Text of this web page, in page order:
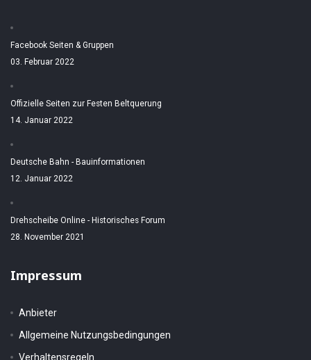
Facebook Seiten & Gruppen
03. Februar 2022
Offizielle Seiten zur Festen Beltquerung
14. Januar 2022
Deutsche Bahn - Bauinformationen
12. Januar 2022
Drehscheibe Online - Historisches Forum
28. November 2021
Impressum
Anbieter
Allgemeine Nutzungsbedingungen
Verhaltensregeln